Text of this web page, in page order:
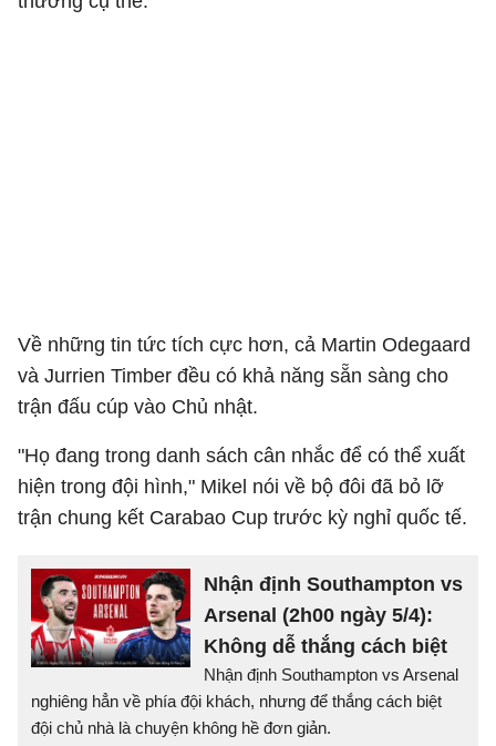
Về những tin tức tích cực hơn, cả Martin Odegaard
và Jurrien Timber đều có khả năng sẵn sàng cho
trận đấu cúp vào Chủ nhật.
"Họ đang trong danh sách cân nhắc để có thể xuất
hiện trong đội hình," Mikel nói về bộ đôi đã bỏ lỡ
trận chung kết Carabao Cup trước kỳ nghỉ quốc tế.
Nhận định Southampton vs
Arsenal (2h00 ngày 5/4):
Không dễ thắng cách biệt
Nhận định Southampton vs Arsenal
nghiêng hẳn về phía đội khách, nhưng để thắng cách biệt
đội chủ nhà là chuyện không hề đơn giản.